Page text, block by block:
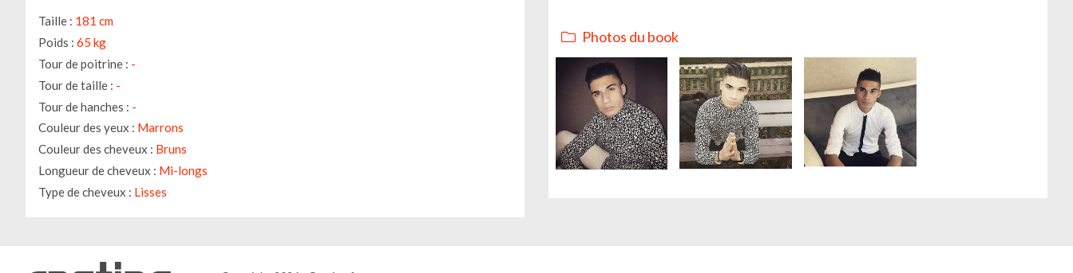
Taille : 181 cm
Poids : 65 kg
Tour de poitrine : -
Tour de taille : -
Tour de hanches : -
Couleur des yeux : Marrons
Couleur des cheveux : Bruns
Longueur de cheveux : Mi-longs
Type de cheveux : Lisses
Photos du book
des cookies
utilisons des cookies qui facilitent l'utilisation du site,
nous part de vos préférences de cookies pour chaque
À quoi servent ces cookies :